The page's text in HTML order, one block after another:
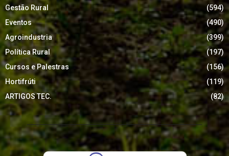
Gestão Rural
(594)
Eventos
(490)
Agroindustria
(399)
Política Rural
(197)
Cursos e Palestras
(156)
Hortifrúti
(119)
ARTIGOS TEC.
(82)